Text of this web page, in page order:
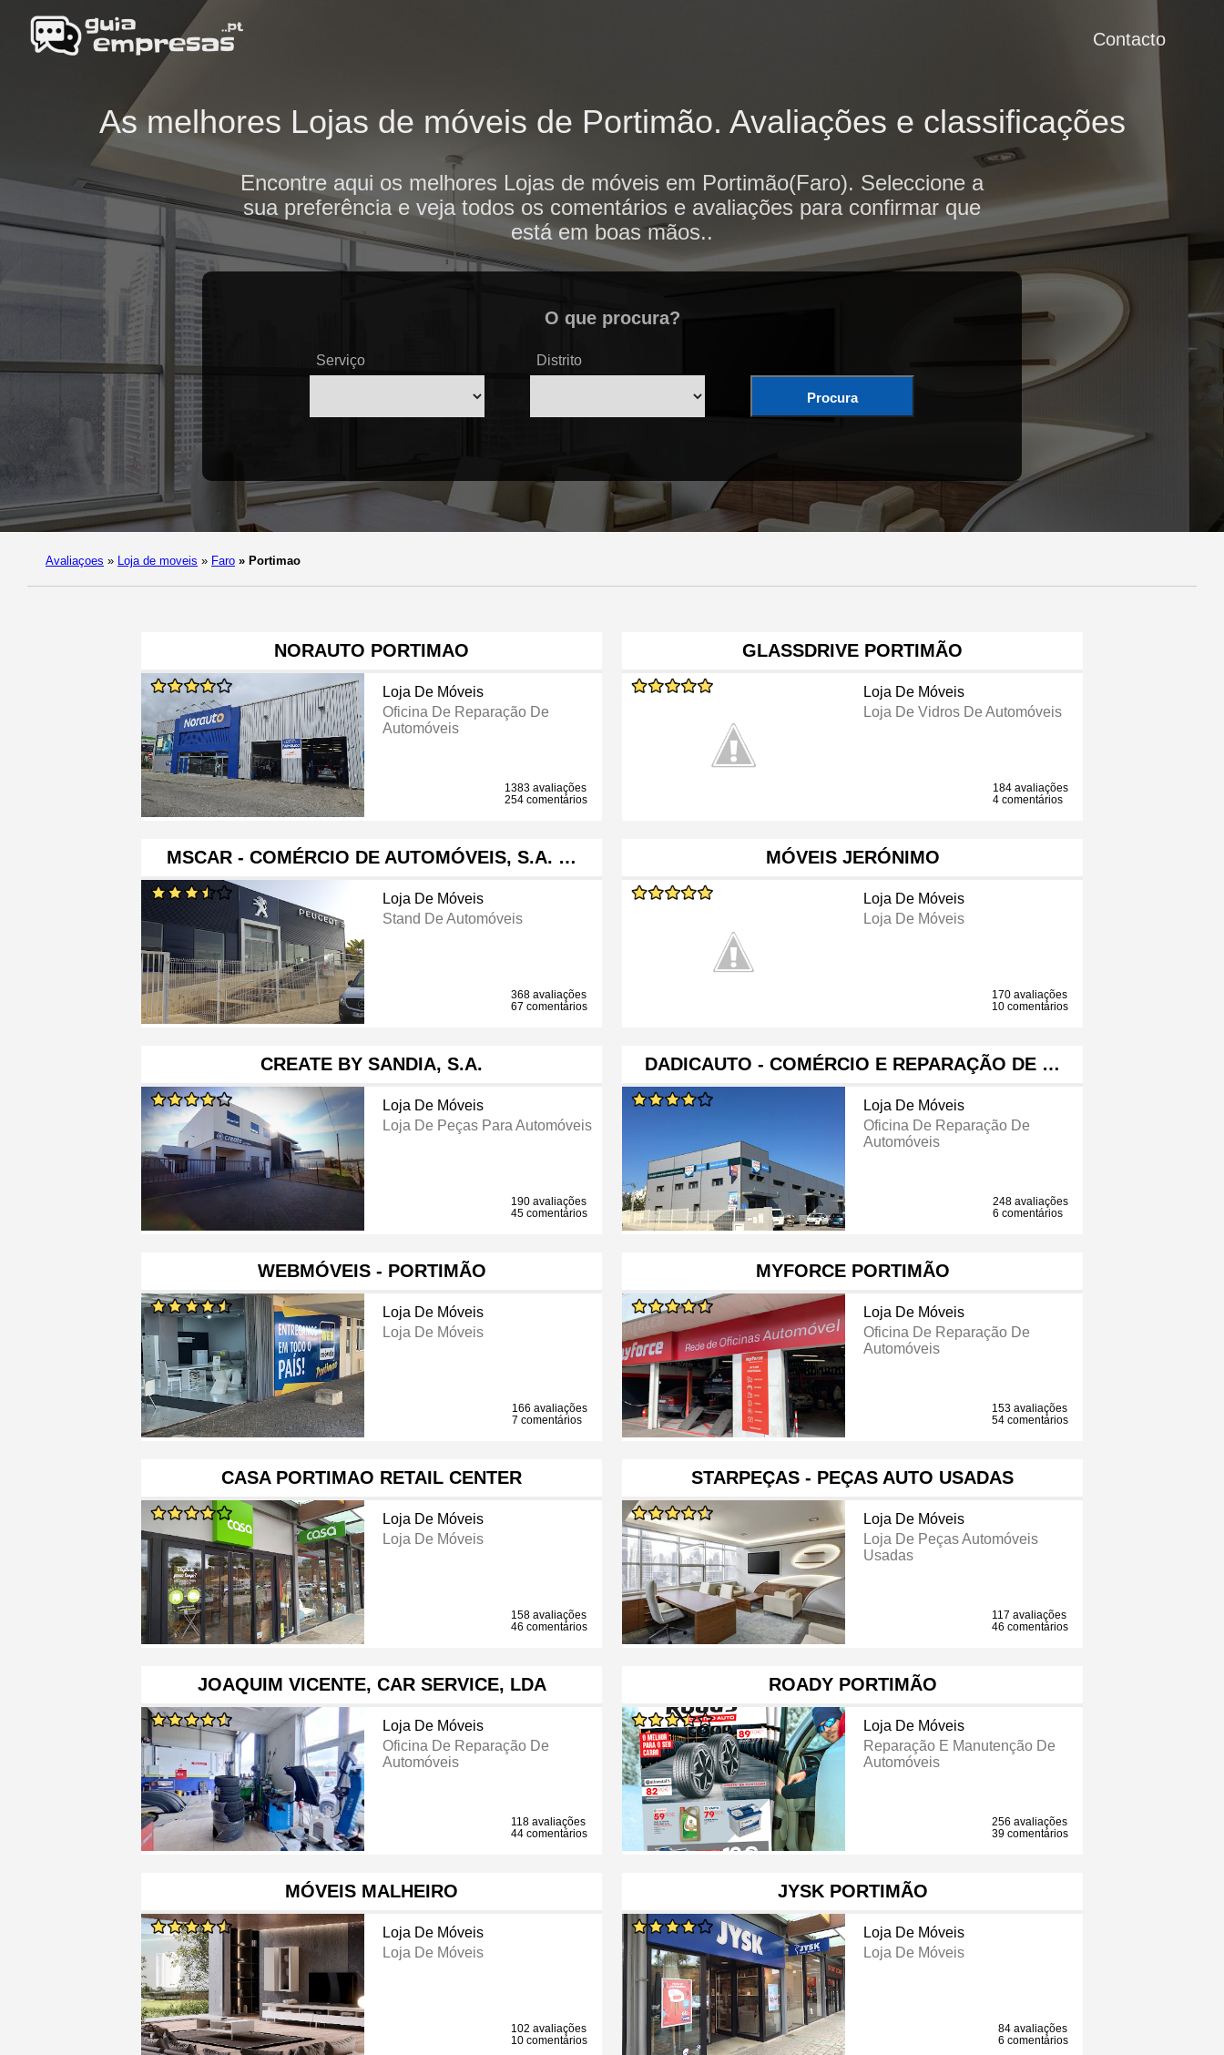
Contacto
As melhores Lojas de móveis de Portimão. Avaliações e classificações
Encontre aqui os melhores Lojas de móveis em Portimão(Faro). Seleccione a
sua preferência e veja todos os comentários e avaliações para confirmar que
está em boas mãos..
O que procura?
Serviço Distrito
Procura
Avaliaçoes » Loja de moveis » Faro » Portimao
NORAUTO PORTIMAO
Loja De Móveis
Oficina De Reparação De
Automóveis
1383 avaliações
254 comentários
GLASSDRIVE PORTIMÃO
Loja De Móveis
Loja De Vidros De Automóveis
184 avaliações
4 comentários
MSCAR - COMÉRCIO DE AUTOMÓVEIS, S.A. …
Loja De Móveis
Stand De Automóveis
368 avaliações
67 comentários
MÓVEIS JERÓNIMO
Loja De Móveis
Loja De Móveis
170 avaliações
10 comentários
CREATE BY SANDIA, S.A.
Loja De Móveis
Loja De Peças Para Automóveis
190 avaliações
45 comentários
DADICAUTO - COMÉRCIO E REPARAÇÃO DE …
Loja De Móveis
Oficina De Reparação De
Automóveis
248 avaliações
6 comentários
WEBMÓVEIS - PORTIMÃO
Loja De Móveis
Loja De Móveis
166 avaliações
7 comentários
MYFORCE PORTIMÃO
Loja De Móveis
Oficina De Reparação De
Automóveis
153 avaliações
54 comentários
CASA PORTIMAO RETAIL CENTER
Loja De Móveis
Loja De Móveis
158 avaliações
46 comentários
STARPEÇAS - PEÇAS AUTO USADAS
Loja De Móveis
Loja De Peças Automóveis
Usadas
117 avaliações
46 comentários
JOAQUIM VICENTE, CAR SERVICE, LDA
Loja De Móveis
Oficina De Reparação De
Automóveis
118 avaliações
44 comentários
ROADY PORTIMÃO
Loja De Móveis
Reparação E Manutenção De
Automóveis
256 avaliações
39 comentários
MÓVEIS MALHEIRO
Loja De Móveis
Loja De Móveis
102 avaliações
10 comentários
JYSK PORTIMÃO
Loja De Móveis
Loja De Móveis
84 avaliações
6 comentários